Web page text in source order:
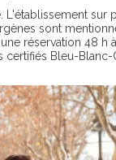
L'établissement sur
sont
réservation 48 h
certifiés Bleu-